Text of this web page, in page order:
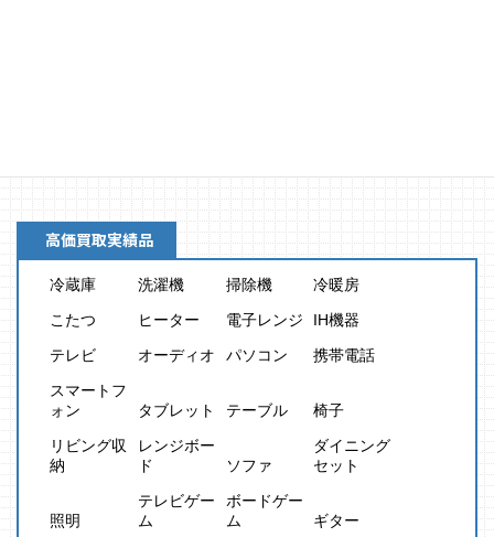
高価買取実績品
冷蔵庫 洗濯機 掃除機
冷暖房
こたつ
ヒーター 電子レンジ
IH機器
テレビ
オーディオ パソコン
携帯電話
スマートフ
ォン
タブレット テーブル
椅子
リビング収
納
レンジボー
ド
ソファ
ダイニング
セット
照明
テレビゲー
ム
ボードゲー
ム
ギター